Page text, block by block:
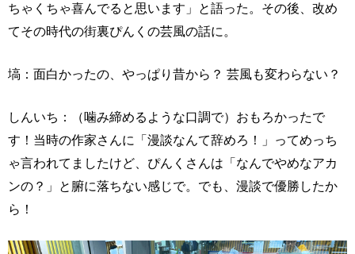
ちゃくちゃ喜んでると思います」と語った。その後、改め
てその時代の街裏ぴんくの芸風の話に。
塙：面白かったの、やっぱり昔から？ 芸風も変わらない？
しんいち：（噛み締めるような口調で）おもろかったで
す！当時の作家さんに「漫談なんて辞めろ！」ってめっち
ゃ言われてましたけど、ぴんくさんは「なんでやめなアカ
ンの？」と腑に落ちない感じで。でも、漫談で優勝したか
ら！